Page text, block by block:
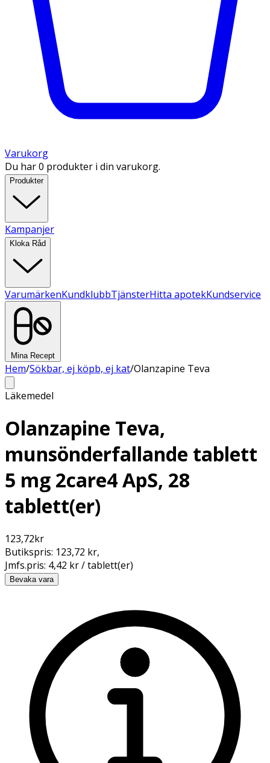
Varukorg
Du har 0 produkter i din varukorg.
Produkter
Kampanjer
Kloka Råd
VarumärkenKundklubbTjänsterHitta apotekKundservice
Mina Recept
Hem/Sökbar, ej köpb, ej kat/Olanzapine Teva
Läkemedel
Olanzapine Teva,
munsönderfallande tablett
5 mg 2care4 ApS, 28
tablett(er)
123,72kr
Butikspris: 123,72 kr,
Jmfs.pris: 4,42 kr / tablett(er)
Bevaka vara